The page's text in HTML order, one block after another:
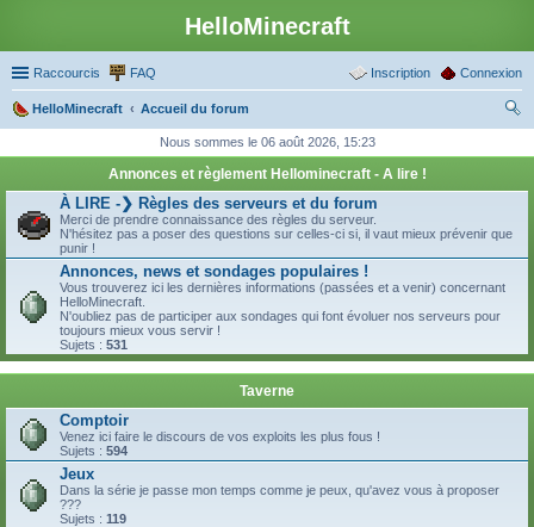
HelloMinecraft
Raccourcis FAQ Connexion
Inscription
HelloMinecraft
Accueil du forum
ch
Nous sommes le 06 août 2026, 15:23
Annonces et règlement Hellominecraft - A lire !
À LIRE -❯ Règles des serveurs et du forum
Merci de prendre connaissance des règles du serveur.
N'hésitez pas a poser des questions sur celles-ci si, il vaut mieux prévenir que
punir !
Annonces, news et sondages populaires !
Vous trouverez ici les dernières informations (passées et a venir) concernant
HelloMinecraft.
N'oubliez pas de participer aux sondages qui font évoluer nos serveurs pour
toujours mieux vous servir !
Sujets : 531
Taverne
Comptoir
Venez ici faire le discours de vos exploits les plus fous !
Sujets : 594
Jeux
Dans la série je passe mon temps comme je peux, qu'avez vous à proposer
???
Sujets : 119